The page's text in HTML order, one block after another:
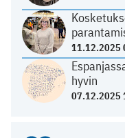
11.12.2025
hyvin
07.12.2025